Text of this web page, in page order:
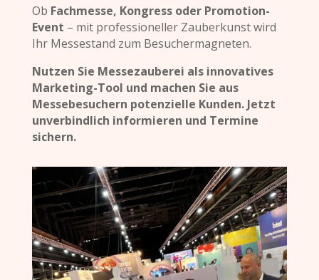
Ob Fachmesse, Kongress oder Promotion-
Event – mit professioneller Zauberkunst wird
Ihr Messestand zum Besuchermagneten.
Nutzen Sie Messezauberei als innovatives
Marketing-Tool und machen Sie aus
Messebesuchern potenzielle Kunden. Jetzt
unverbindlich informieren und Termine
sichern.